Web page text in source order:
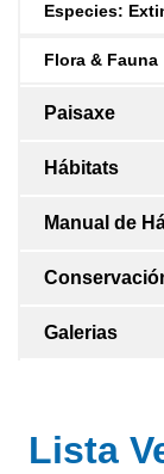
Especies:
Flora & Fauna
Paisaxe
Hábitats
Manual de
Galerias
Lista